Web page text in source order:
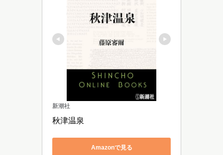
新潮社
秋津温泉
Amazonで見る